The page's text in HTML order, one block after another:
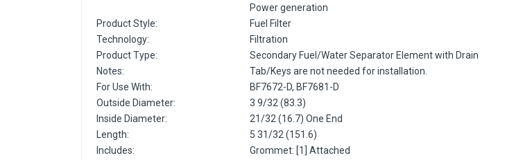
Power generation
Product Style:
Fuel Filter
Technology:
Filtration
Product Type:
Secondary Fuel/Water Separator Element with Drain
Notes:
Tab/Keys are not needed for installation.
For Use With:
BF7672-D, BF7681-D
Outside Diameter:
3 9/32 (83.3)
Inside Diameter:
21/32 (16.7) One End
Length:
5 31/32 (151.6)
Includes:
Grommet: [1] Attached